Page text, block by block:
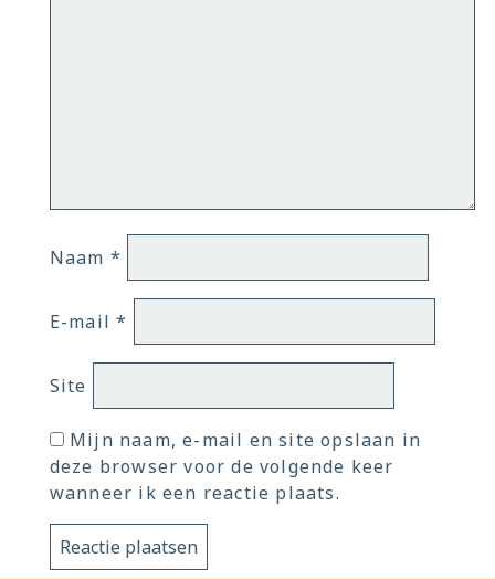
Naam *
E-mail*
Site
Mijn naam, e-mail en site opslaan in
deze browser voor de volgende keer
wanneer ik een reactie plaats.